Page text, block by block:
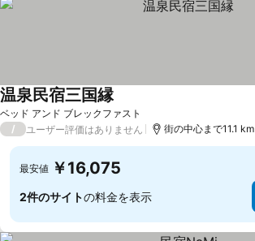
ベッド アンド ブレックファスト
温泉民宿三国縁
/ ユーザー評価はありません 街の中心まで11.1 km
最安値 ￥16,075
2件のサイトの料金を表示